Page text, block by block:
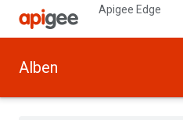
Apigee Edge
Alben
22.03.14-Patch (Verwaltungsserver,
Router)
22.03.14-Hotfix
(Nachrichtenprozessor)